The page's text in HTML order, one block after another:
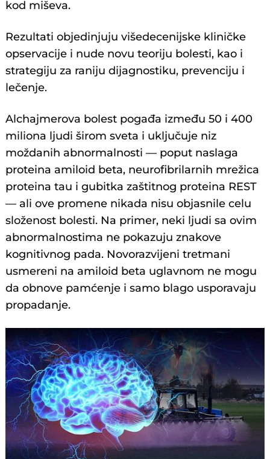
kod miševa.
Rezultati objedinjuju višedecenijske kliničke
opservacije i nude novu teoriju bolesti, kao i
strategiju za raniju dijagnostiku, prevenciju i
lečenje.
Alchajmerova bolest pogađa između 50 i 400
miliona ljudi širom sveta i uključuje niz
moždanih abnormalnosti — poput naslaga
proteina amiloid beta, neurofibrilarnih mrežica
proteina tau i gubitka zaštitnog proteina REST
— ali ove promene nikada nisu objasnile celu
složenost bolesti. Na primer, neki ljudi sa ovim
abnormalnostima ne pokazuju znakove
kognitivnog pada. Novorazvijeni tretmani
usmereni na amiloid beta uglavnom ne mogu
da obnove pamćenje i samo blago usporavaju
propadanje.